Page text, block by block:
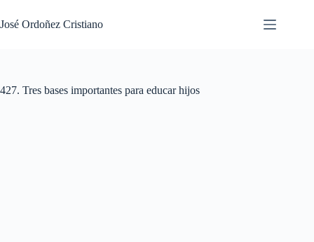
al
contenido
José Ordoñez Cristiano
427. Tres bases importantes para educar hijos